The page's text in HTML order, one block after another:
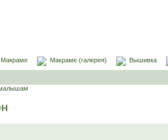
Макраме Макраме (галерея) Вышивка